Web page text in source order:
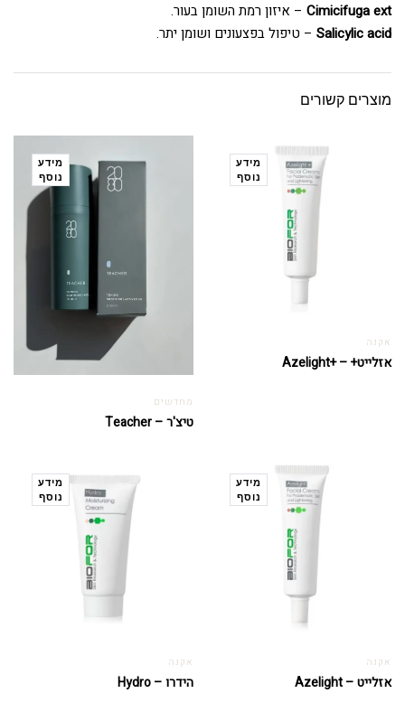
Cimicifuga ext – איזון רמת השומן בעור.
Salicylic acid – טיפול בפצעונים ושומן יתר.
מוצרים קשורים
מידע
נוסף
אקנה
אזלייט+ – +Azelight
מידע
נוסף
מחדשים
טיצ'ר – Teacher
מידע
נוסף
אקנה
אזלייט – Azelight
מידע
נוסף
אקנה
הידרו – Hydro